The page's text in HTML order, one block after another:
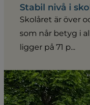
Stabil nivå i
Skolåret är över
som når betyg i
ligger på 71 p...